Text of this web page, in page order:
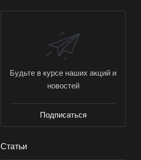
Будьте в курсе наших акций и
новостей
Подписаться
Статьи